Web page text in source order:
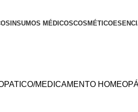
INSUMOS MÉDICOSCOSMÉTICO
MEDICAMENTO